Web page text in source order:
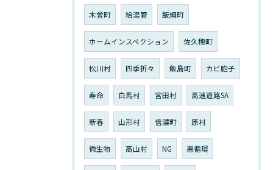
木曾町 給湯管 飯綱町
ホームインスペクション 佐久穂町
松川村 四季折々 飯島町 カビ胞子
寿命 白馬村 宮田村 高速道路SA
新春 山形村 信濃町 原村
微生物 高山村 NG 悪循環